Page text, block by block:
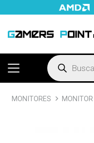
Búsqueda
de
productos
MONITORES